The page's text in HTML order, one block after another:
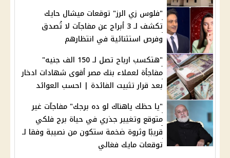
"فلوس زي الرز" توقعات ميشال حايك
تكشف لـ 3 أبراج عن مفاجآت لا تُصدق
وفرص استثنائية في انتظارهم
"هتكسب ارباح تصل لـ 150 الف جنيه"
مفاجأة لعملاء بنك مصر أقوى شهادات ادخار
بعد قرار تثبيت الفائدة | احسب العوائد
"يا حظك ياهناك لو ده برجك" مفاجآت غير
متوقع وتغيير جذري في حياة برج فلكي
قريبًا وثروة ضخمة ستكون من نصيبة وفقا لـ
توقعات مايك فغالي